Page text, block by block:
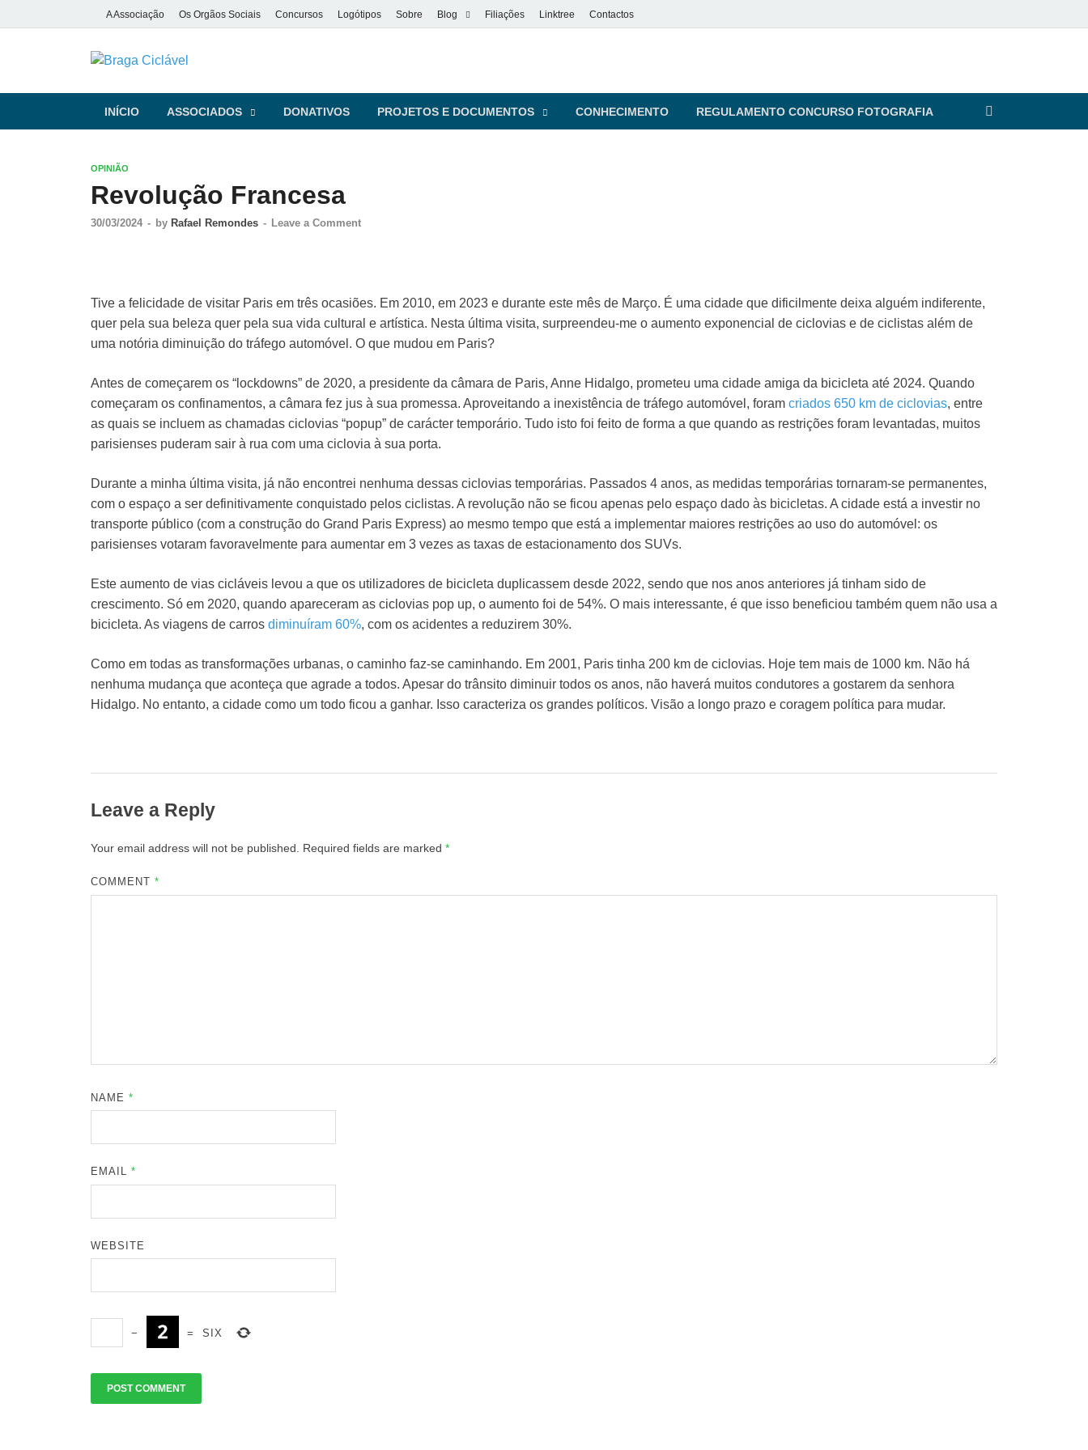
A Associação Os Orgãos Sociais Concursos Logótipos Sobre Blog Filiações Linktree Contactos
Braga Ciclável
INÍCIO ASSOCIADOS DONATIVOS PROJETOS E DOCUMENTOS CONHECIMENTO REGULAMENTO CONCURSO FOTOGRAFIA
OPINIÃO
Revolução Francesa
30/03/2024 - by Rafael Remondes - Leave a Comment
Tive a felicidade de visitar Paris em três ocasiões. Em 2010, em 2023 e durante este mês de Março. É uma cidade que dificilmente deixa alguém indiferente,
quer pela sua beleza quer pela sua vida cultural e artística. Nesta última visita, surpreendeu-me o aumento exponencial de ciclovias e de ciclistas além de
uma notória diminuição do tráfego automóvel. O que mudou em Paris?
Antes de começarem os “lockdowns” de 2020, a presidente da câmara de Paris, Anne Hidalgo, prometeu uma cidade amiga da bicicleta até 2024. Quando
começaram os confinamentos, a câmara fez jus à sua promessa. Aproveitando a inexistência de tráfego automóvel, foram criados 650 km de ciclovias, entre
as quais se incluem as chamadas ciclovias “popup” de carácter temporário. Tudo isto foi feito de forma a que quando as restrições foram levantadas, muitos
parisienses puderam sair à rua com uma ciclovia à sua porta.
Durante a minha última visita, já não encontrei nenhuma dessas ciclovias temporárias. Passados 4 anos, as medidas temporárias tornaram-se permanentes,
com o espaço a ser definitivamente conquistado pelos ciclistas. A revolução não se ficou apenas pelo espaço dado às bicicletas. A cidade está a investir no
transporte público (com a construção do Grand Paris Express) ao mesmo tempo que está a implementar maiores restrições ao uso do automóvel: os
parisienses votaram favoravelmente para aumentar em 3 vezes as taxas de estacionamento dos SUVs.
Este aumento de vias cicláveis levou a que os utilizadores de bicicleta duplicassem desde 2022, sendo que nos anos anteriores já tinham sido de
crescimento. Só em 2020, quando apareceram as ciclovias pop up, o aumento foi de 54%. O mais interessante, é que isso beneficiou também quem não usa a
bicicleta. As viagens de carros diminuíram 60%, com os acidentes a reduzirem 30%.
Como em todas as transformações urbanas, o caminho faz-se caminhando. Em 2001, Paris tinha 200 km de ciclovias. Hoje tem mais de 1000 km. Não há
nenhuma mudança que aconteça que agrade a todos. Apesar do trânsito diminuir todos os anos, não haverá muitos condutores a gostarem da senhora
Hidalgo. No entanto, a cidade como um todo ficou a ganhar. Isso caracteriza os grandes políticos. Visão a longo prazo e coragem política para mudar.
Leave a Reply
Your email address will not be published. Required fields are marked *
COMMENT*
NAME*
EMAIL*
WEBSITE
− = SIX